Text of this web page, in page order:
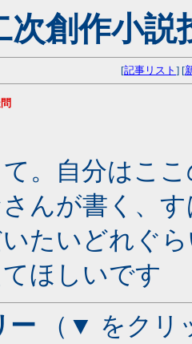
次創作小
[記事リスト ] [
。自分はこ
んが書く、
たいどれぐ
ほしいです
ー （▼ をクリ